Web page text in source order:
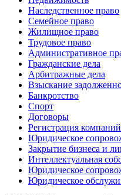
Наследственное право
Семейное право
Жилищное право
Трудовое право
Административное
Гражданские дела
Арбитражные дела
Взыскание
Банкротство
Спорт
Договоры
Регистрация
Юридическое
Закрытие бизнеса и
Интеллектуальная
Юридическое
Юридическое